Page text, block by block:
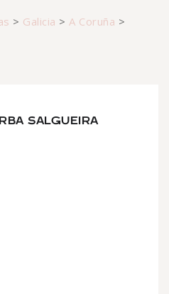
> Galicia > A Coruña >
SALGUEIRA